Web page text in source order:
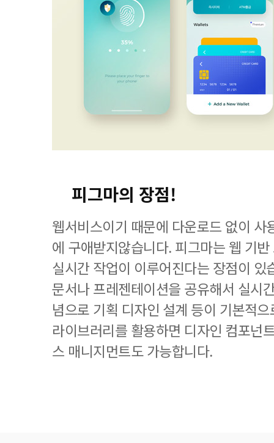
피그마의 장점!
웹서비스이기 때문에 다운로드 없이 사
에 구애받지않습니다. 피그마는 웹 기
실시간 작업이 이루어진다는 장점이 있
문서나 프레젠테이션을 공유해서 실시
념으로 기획 디자인 설계 등이 기본적
라이브러리를 활용하면 디자인 컴포넌
스 매니지먼트도 가능합니다.